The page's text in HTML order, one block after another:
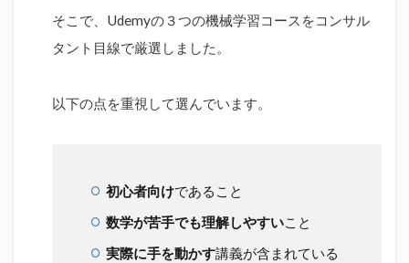
必見】
習の基
析を中
回帰分
Python
そこで、Udemyの３つの機械学習コースをコンサル
タント目線で厳選しました。
以下の点を重視して選んでいます。
初心者向けであること
数学が苦手でも理解しやすいこと
実際に手を動かす講義が含まれている